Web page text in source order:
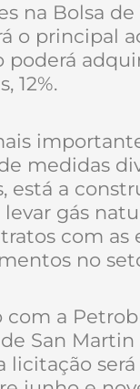
na Bolsa de
o principal
poderá
12%.
medidas
está a
gás
com as
no
a
San
licitação